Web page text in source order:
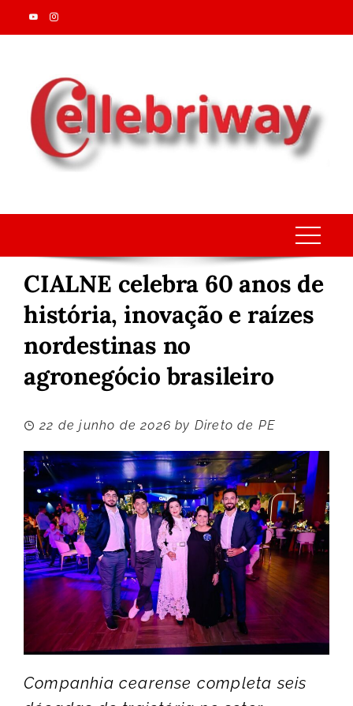
Skip
to
CIALNE celebra 60 anos de
história, inovação e raízes
nordestinas no
agronegócio brasileiro
22 de junho de 2026 by Direto de PE
Companhia cearense completa seis